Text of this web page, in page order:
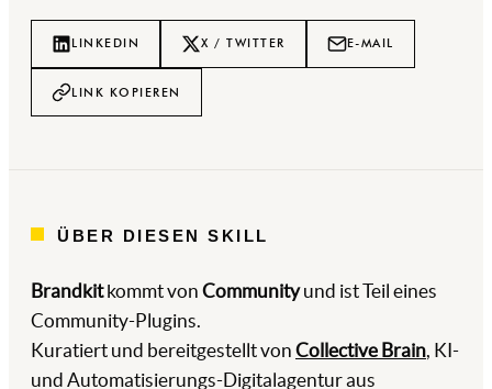
LINKEDIN X / TWITTER E-MAIL
LINK KOPIEREN
ÜBER DIESEN SKILL
Brandkitkommt von Communityund ist Teil eines
Community-Plugins.
Kuratiert und bereitgestellt von Collective Brain , KI-
und Automatisierungs-Digitalagentur aus